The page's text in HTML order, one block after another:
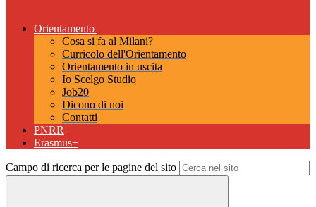
Orientamento
Cosa si fa al Milani?
Curricolo dell'Orientamento
Orientamento in uscita
Io Scelgo Studio
Job20
Dicono di noi
Contatti
PNRR
Erasmus+
Campo di ricerca per le pagine del sito